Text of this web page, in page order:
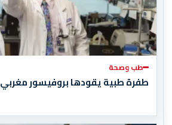
طب وصحة
طفرة طبية يقودها بروفيسور مغربي